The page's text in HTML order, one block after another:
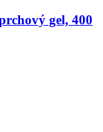
gel, 400